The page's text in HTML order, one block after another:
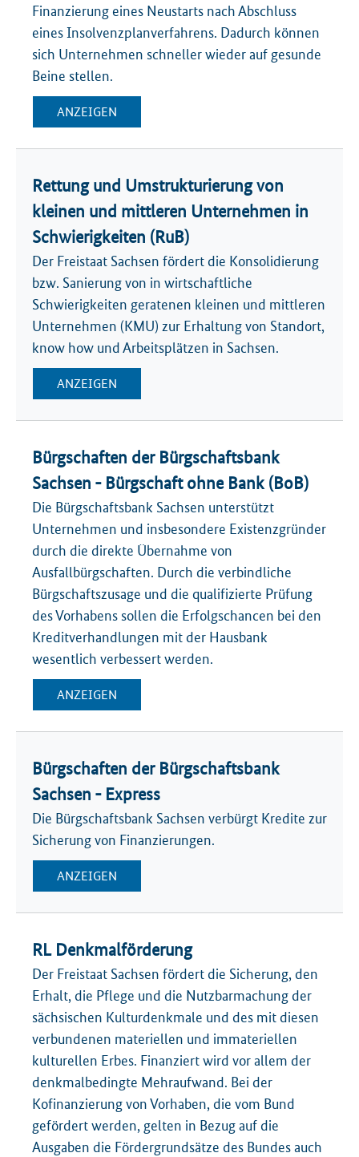
Finanzierung eines Neustarts nach Abschluss
eines Insolvenzplanverfahrens. Dadurch können
sich Unternehmen schneller wieder auf gesunde
Beine stellen.
ANZEIGEN
Rettung und Umstrukturierung von
kleinen und mittleren Unternehmen in
Schwierigkeiten (RuB)
Der Freistaat Sachsen fördert die Konsolidierung
bzw. Sanierung von in wirtschaftliche
Schwierigkeiten geratenen kleinen und mittleren
Unternehmen (KMU) zur Erhaltung von Standort,
know how und Arbeitsplätzen in Sachsen.
ANZEIGEN
Bürgschaften der Bürgschaftsbank
Sachsen - Bürgschaft ohne Bank (BoB)
Die Bürgschaftsbank Sachsen unterstützt
Unternehmen und insbesondere Existenzgründer
durch die direkte Übernahme von
Ausfallbürgschaften. Durch die verbindliche
Bürgschaftszusage und die qualifizierte Prüfung
des Vorhabens sollen die Erfolgschancen bei den
Kreditverhandlungen mit der Hausbank
wesentlich verbessert werden.
ANZEIGEN
Bürgschaften der Bürgschaftsbank
Sachsen - Express
Die Bürgschaftsbank Sachsen verbürgt Kredite zur
Sicherung von Finanzierungen.
ANZEIGEN
RL Denkmalförderung
Der Freistaat Sachsen fördert die Sicherung, den
Erhalt, die Pflege und die Nutzbarmachung der
sächsischen Kulturdenkmale und des mit diesen
verbundenen materiellen und immateriellen
kulturellen Erbes. Finanziert wird vor allem der
denkmalbedingte Mehraufwand. Bei der
Kofinanzierung von Vorhaben, die vom Bund
gefördert werden, gelten in Bezug auf die
Ausgaben die Fördergrundsätze des Bundes auch